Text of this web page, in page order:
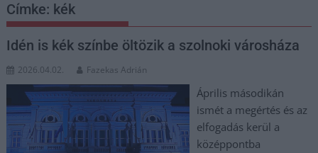
Címke: kék
Idén is kék színbe öltözik a szolnoki városháza
2026.04.02. Fazekas Adrián
Április másodikán
ismét a megértés és az
elfogadás kerül a
középpontba